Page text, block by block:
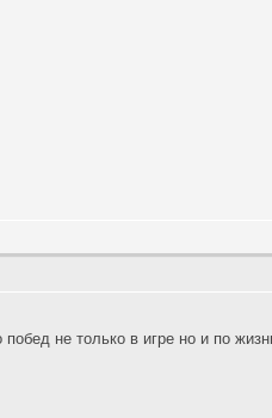
не только в игре но и по